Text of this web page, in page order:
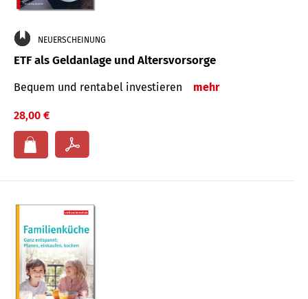
NEUERSCHEINUNG
ETF als Geldanlage und Altersvorsorge
Bequem und rentabel investieren mehr
28,00 €